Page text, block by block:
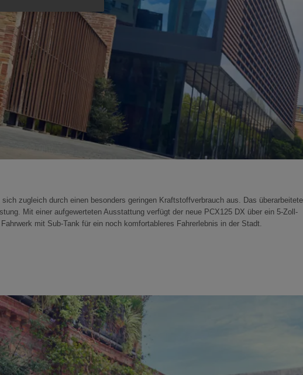
zugleich durch einen besonders geringen Kraftstoffverbrauch aus. Das überarbeitete
Mit einer aufgewerteten Ausstattung verfügt der neue PCX125 DX über ein 5-Zoll-
mit Sub-Tank für ein noch komfortableres Fahrerlebnis in der Stadt.